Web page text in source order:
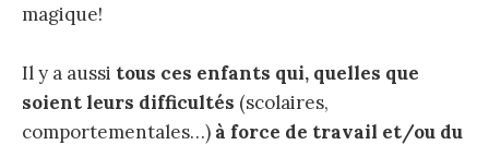
magique!
Il y a aussi tous ces enfants qui, quelles que
soient leurs difficultés (scolaires,
comportementales…) à force de travail et/ou du